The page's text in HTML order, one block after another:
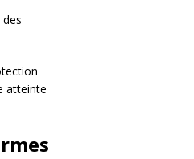
atteinte